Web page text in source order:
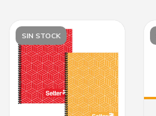
SIN STOCK